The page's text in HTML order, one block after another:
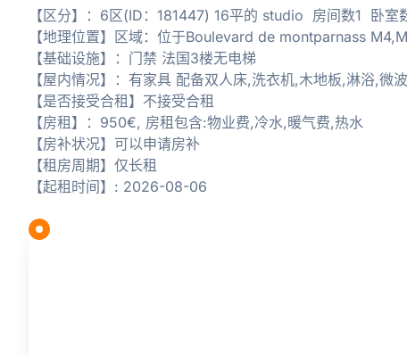
【区分】：6区(ID：181447) 16平的 studio 房间数1 卧室
【地理位置】区域：位于Boulevard de montparnass
【基础设施】：门禁 法国3楼无电梯
【屋内情况】：有家具 配备双人床,洗衣机,木地板,淋浴,微
【是否接受合租】不接受合租
【房租】：950€, 房租包含:物业费,冷水,暖气费,热水
【房补状况】可以申请房补
【租房周期】仅长租
【起租时间】: 2026-08-06